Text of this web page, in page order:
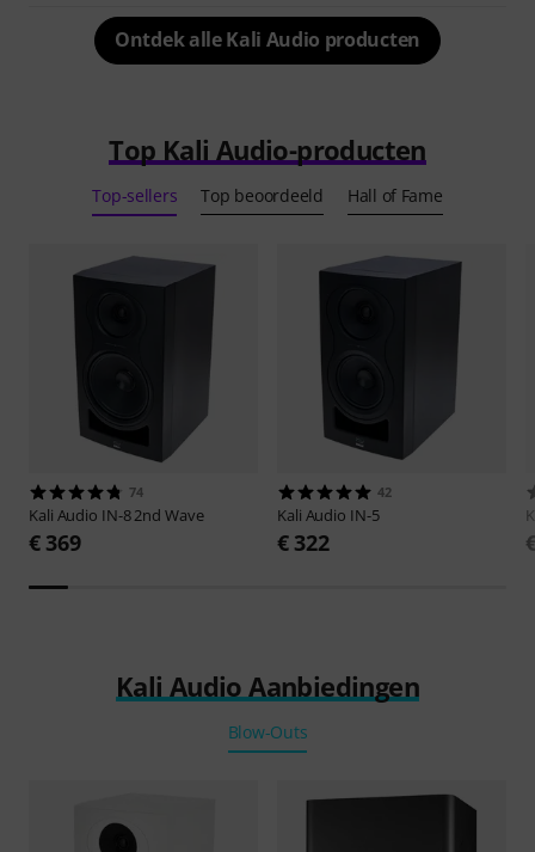
Ontdek alle Kali Audio producten
Top Kali Audio-producten
Top-sellers Top beoordeeld Hall of Fame
74
Kali Audio IN-8 2nd Wave
€ 369
42
Kali Audio IN-5
€ 322
Kali Audio Aanbiedingen
Blow-Outs